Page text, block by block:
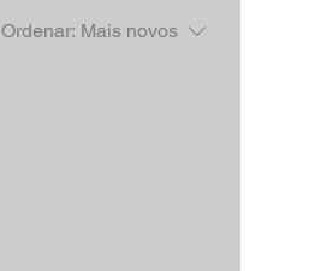
Ordenar: Mais novos